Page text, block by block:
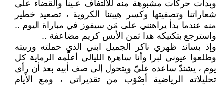
وبدأت حركات مشبوهة منه للالتفاف علينا والقضاء على
شعاراتنا وتصفيتها وكسر هيبتنا الكروية ، تصعيد خطير
منه عندما بدأ يراهنني على مَن سيفوز في مباراة اليوم ..
واسترجع بتكتيكه هذا ثمن الأيس كريم مضاعفة ..
وإذ بساند ظهري ناكر الجميل ابني الذي حملته وربيته
وطلعوا عيوني لبرا وأنا ساهرة الليالي أعلّمه الرماية كل
يوم ، يشتدّ ساعده عليّ ويتحول إلى صف أبيه بعد أن رأى
تحليلاته الرياضية أصْوَب من تقديراتي ، ومع الأيام